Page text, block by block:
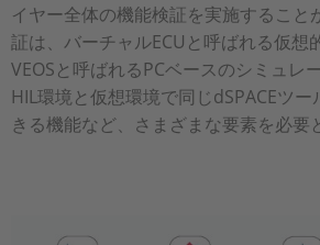
イヤー全体の機能検証を実施すること
証は、バーチャルECUと呼ばれる仮想
VEOSと呼ばれるPCベースのシミュレ
HIL環境と仮想環境で同じdSPACEツ
きる機能など、さまざまな要素を必要